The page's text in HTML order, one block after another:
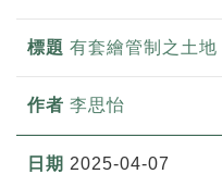
有套繪管制之土地
李思怡
2025-04-07